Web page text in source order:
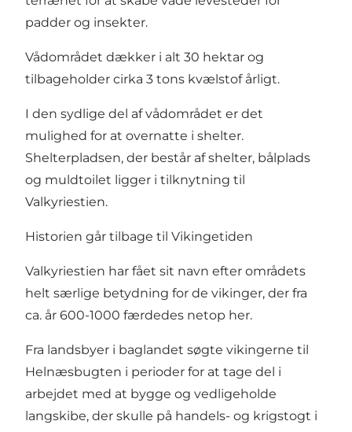
padder og insekter.
Vådområdet dækker i alt 30 hektar og
tilbageholder cirka 3 tons kvælstof årligt.
I den sydlige del af vådområdet er det
mulighed for at overnatte i shelter.
Shelterpladsen, der består af shelter, bålplads
og muldtoilet ligger i tilknytning til
Valkyriestien.
Historien går tilbage til Vikingetiden
Valkyriestien har fået sit navn efter områdets
helt særlige betydning for de vikinger, der fra
ca. år 600-1000 færdedes netop her.
Fra landsbyer i baglandet søgte vikingerne til
Helnæsbugten i perioder for at tage del i
arbejdet med at bygge og vedligeholde
langskibe, der skulle på handels- og krigstogt i